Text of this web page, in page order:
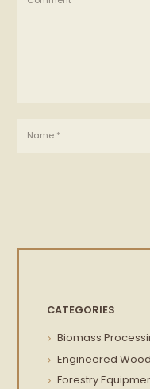
CATEGORIES
Biomass
Engineered Wood
Forestry